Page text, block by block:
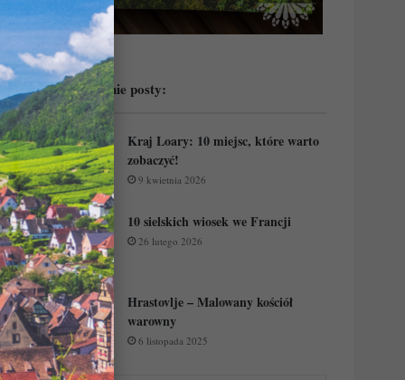
Przeczytaj ostatnie posty:
Kraj Loary: 10 miejsc, które warto
zobaczyć!
9 kwietnia 2026
10 sielskich wiosek we Francji
26 lutego 2026
Hrastovlje – Malowany kościół
warowny
6 listopada 2025